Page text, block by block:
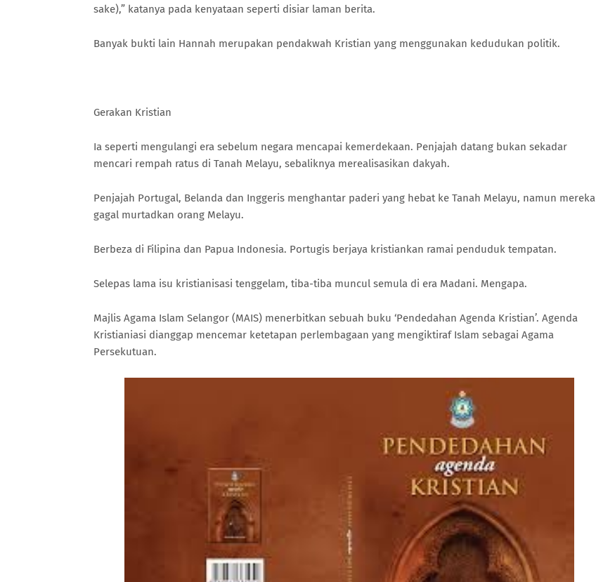
sake),” katanya pada kenyataan seperti disiar laman berita.
Banyak bukti lain Hannah merupakan pendakwah Kristian yang menggunakan kedudukan politik.
Gerakan Kristian
Ia seperti mengulangi era sebelum negara mencapai kemerdekaan. Penjajah datang bukan sekadar
mencari rempah ratus di Tanah Melayu, sebaliknya merealisasikan dakyah.
Penjajah Portugal, Belanda dan Inggeris menghantar paderi yang hebat ke Tanah Melayu, namun mereka
gagal murtadkan orang Melayu.
Berbeza di Filipina dan Papua Indonesia. Portugis berjaya kristiankan ramai penduduk tempatan.
Selepas lama isu kristianisasi tenggelam, tiba-tiba muncul semula di era Madani. Mengapa.
Majlis Agama Islam Selangor (MAIS) menerbitkan sebuah buku ‘Pendedahan Agenda Kristian’. Agenda
Kristianiasi dianggap mencemar ketetapan perlembagaan yang mengiktiraf Islam sebagai Agama
Persekutuan.